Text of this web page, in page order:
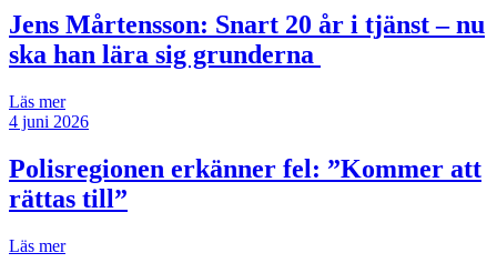
Jens Mårtensson: Snart 20 år i tjänst – nu
ska han lära sig grunderna
Läs mer
4 juni 2026
Polisregionen erkänner fel: ”Kommer att
rättas till”
Läs mer